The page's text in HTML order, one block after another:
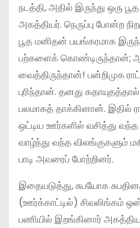
நடத்தி, அதில் இருந்து ஒரு
அகத்தியர். நெருப்பு போன்ற
பூத மனிதன் பயங்கரமாக
பற்களைக் கொண்டிருந்தான்;
வைத்திருந்தான்! பன்றிமுக
புரிந்தான். தனது
பலமாகத் தாக்கினான். இதில்
ஒட்டிய ஊர்களில் வசித்து
வாழ்ந்து வந்த விலங்குகளும்
பாடி அவரைப் போற்றினர்.
இதையடுத்து, சுபயோக
(ஊர்க்காட்டில்) சிவலிங்கம்
பணியில் இறங்கினார்